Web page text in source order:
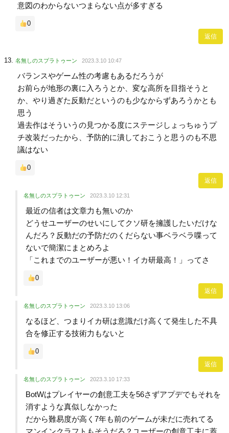
意図のわからないつまらない点が多すぎる
0
返信
名無しのスプラトゥーン 2023.3.10 10:47
バランスやゲーム性の考慮もあるだろうが
お前らが地形の裏に入ろうとか、変な高所を目指そうと
か、やり過ぎた反動だというのも少なからずあろうかとも
思う
過去作はそういうの見つかる度にステージしょっちゅうプ
チ改装だったから、予防的に潰しておこうと思うのも不思
議はない
0
返信
名無しのスプラトゥーン 2023.3.10 12:31
最近の信者は文章力も無いのか
どうせユーザーのせいにしてクソ研を擁護したいだけな
んだろ？反動だの予防だのくだらない事ベラベラ喋って
ないで簡潔にまとめろよ
「これまでのユーザーが悪い！イカ研最高！」ってさ
0
返信
名無しのスプラトゥーン 2023.3.10 13:06
なるほど、つまりイカ研は意識だけ高くて発生した不具
合を修正する技術力もないと
0
返信
名無しのスプラトゥーン 2023.3.10 17:33
BotWはプレイヤーの創意工夫を56さずアプデでもそれを
消すような真似しなかった
だから難易度が高く7年も前のゲームが未だに売れてる
マンインクラフトもそうだろ？ユーザーの創意工夫に蓋